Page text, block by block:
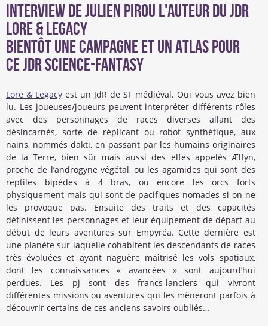
Interview de Julien Pirou l'auteur du JdR
Lore & Legacy
Bientôt une campagne et un atlas pour
ce JdR science-fantasy
Lore & Legacy est un JdR de SF médiéval. Oui vous avez bien
lu. Les joueuses/joueurs peuvent interpréter différents rôles
avec des personnages de races diverses allant des
désincarnés, sorte de réplicant ou robot synthétique, aux
nains, nommés dakti, en passant par les humains originaires
de la Terre, bien sûr mais aussi des elfes appelés Ælfyn,
proche de l’androgyne végétal, ou les agamides qui sont des
reptiles bipèdes à 4 bras, ou encore les orcs forts
physiquement mais qui sont de pacifiques nomades si on ne
les provoque pas. Ensuite des traits et des capacités
définissent les personnages et leur équipement de départ au
début de leurs aventures sur Empyréa. Cette dernière est
une planète sur laquelle cohabitent les descendants de races
très évoluées et ayant naguère maîtrisé les vols spatiaux,
dont les connaissances « avancées » sont aujourd’hui
perdues. Les pj sont des francs-lanciers qui vivront
différentes missions ou aventures qui les mèneront parfois à
découvrir certains de ces anciens savoirs oubliés…